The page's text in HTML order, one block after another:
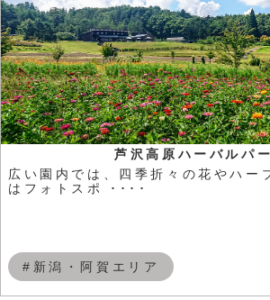
芦沢高原ハーバルパ
広い園内では、四季折々の花やハー
はフォトスポ ････
#新潟・阿賀エリア